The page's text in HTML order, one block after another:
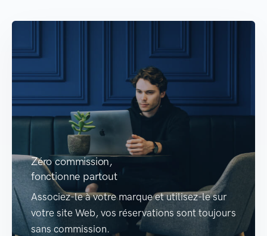
Zéro commission,
fonctionne partout
Associez-le à votre marque et utilisez-le sur
votre site Web, vos réservations sont toujours
sans commission.